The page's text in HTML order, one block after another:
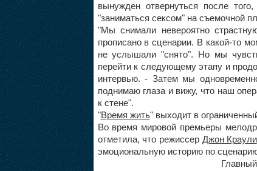
вынужден отвернуться после
"заниматься сексом" на съемочной
"Мы снимали невероятно
прописано в сценарии. В какой-то
не услышали "снято". Но мы
перейти к следующему этапу и
интервью. - Затем мы
поднимаю глаза и вижу, что наш
к стене".
"Время жить" выходит в
Во время мировой премьеры
отметила, что режиссер Джон Краули
эмоциональную историю по